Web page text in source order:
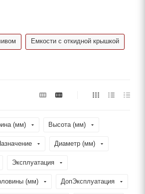
Емкости с откидной крышкой
(мм) Высота (мм)
Диаметр (мм)
Эксплуатация
(мм) ДопЭксплуатация